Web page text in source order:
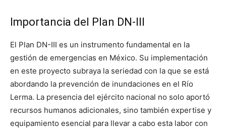
Importancia del Plan DN-III
El Plan DN-III es un instrumento fundamental en la
gestión de emergencias en México. Su implementación
en este proyecto subraya la seriedad con la que se está
abordando la prevención de inundaciones en el Río
Lerma. La presencia del ejército nacional no solo aportó
recursos humanos adicionales, sino también expertise y
equipamiento esencial para llevar a cabo esta labor con